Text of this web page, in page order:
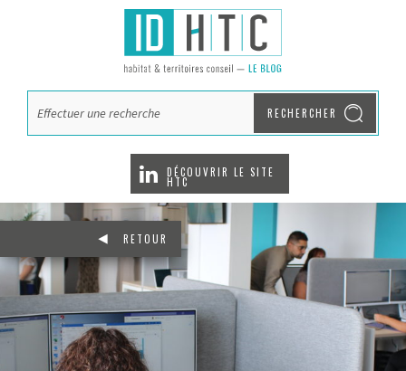
RECHERCHER
DÉCOUVRIR LE SITE
HTC
RETOUR